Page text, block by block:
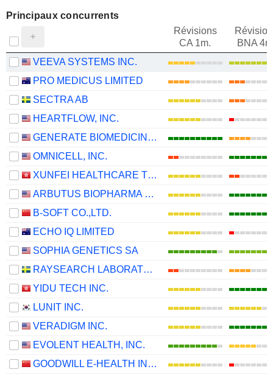
Principaux concurrents
Révisions
CA 1m.
BNA
VEEVA SYSTEMS INC.
PRO MEDICUS LIMITED
SECTRA AB
HEARTFLOW, INC.
GENERATE BIOMEDICINES, INC.
OMNICELL, INC.
XUNFEI HEALTHCARE TECHNOLOGY CO., LTD.
ARBUTUS BIOPHARMA CORPORATION
B-SOFT CO.,LTD.
ECHO IQ LIMITED
SOPHIA GENETICS SA
RAYSEARCH LABORATORIES AB
YIDU TECH INC.
LUNIT INC.
VERADIGM INC.
EVOLENT HEALTH, INC.
GOODWILL E-HEALTH INFO CO., LTD.